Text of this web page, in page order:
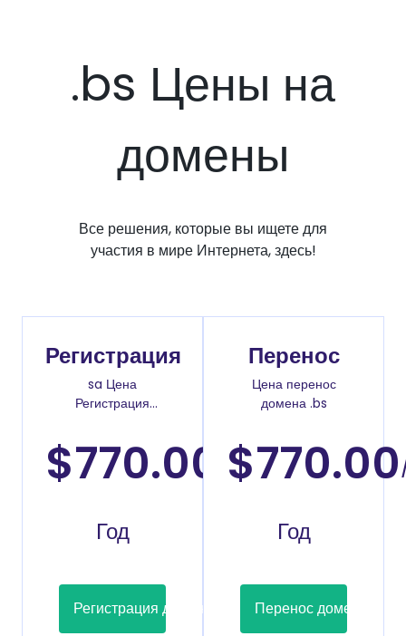
.bs Цены на
домены
Все решения, которые вы ищете для
участия в мире Интернета, здесь!
Регистрация
sa Цена
Регистрация
$770.00 /2
Год
Регистрация домена
Перенос
Цена перенос
домена .bs
$770.00
Год
Перенос домена